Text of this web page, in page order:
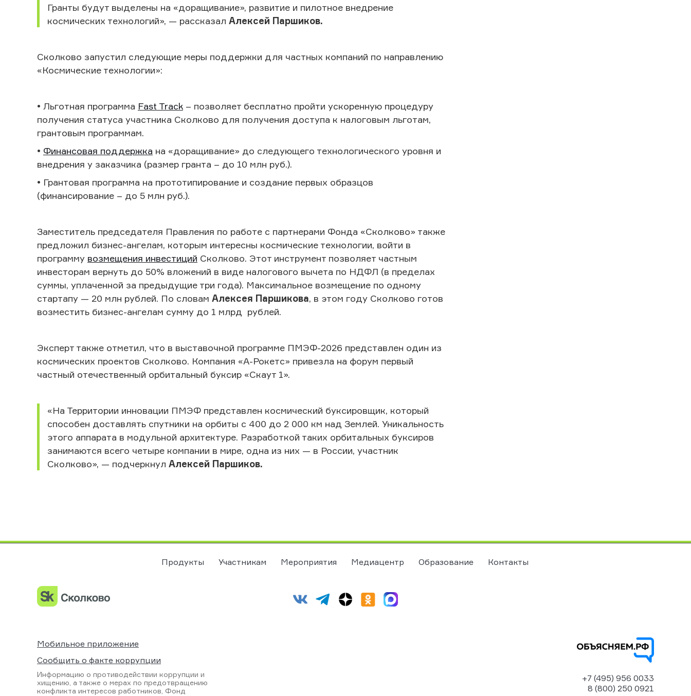
Гранты будут выделены на «доращивание», развитие и пилотное внедрение
космических технологий», — рассказал Алексей Паршиков.
Сколково запустил следующие меры поддержки для частных компаний по направлению
«Космические технологии»:
• Льготная программа Fast Track – позволяет бесплатно пройти ускоренную процедуру
получения статуса участника Сколково для получения доступа к налоговым льготам,
грантовым программам.
• Финансовая поддержка на «доращивание» до следующего технологического уровня и
внедрения у заказчика (размер гранта – до 10 млн руб.).
• Грантовая программа на прототипирование и создание первых образцов
(финансирование – до 5 млн руб.).
Заместитель председателя Правления по работе с партнерами Фонда «Сколково» также
предложил бизнес-ангелам, которым интересны космические технологии, войти в
программу возмещения инвестиций Сколково. Этот инструмент позволяет частным
инвесторам вернуть до 50% вложений в виде налогового вычета по НДФЛ (в пределах
суммы, уплаченной за предыдущие три года). Максимальное возмещение по одному
стартапу — 20 млн рублей. По словам Алексея Паршикова, в этом году Сколково готов
возместить бизнес-ангелам сумму до 1 млрд рублей.
Эксперт также отметил, что в выставочной программе ПМЭФ-2026 представлен один из
космических проектов Сколково. Компания «А-Рокетс» привезла на форум первый
частный отечественный орбитальный буксир «Скаут 1».
«На Территории инновации ПМЭФ представлен космический буксировщик, который
способен доставлять спутники на орбиты с 400 до 2 000 км над Землей. Уникальность
этого аппарата в модульной архитектуре. Разработкой таких орбитальных буксиров
занимаются всего четыре компании в мире, одна из них — в России, участник
Сколково», — подчеркнул Алексей Паршиков.
Продукты Участникам Мероприятия Медиацентр Образование Контакты
Мобильное приложение
Сообщить о факте коррупции
Информацию о противодействии коррупции и
хищению, а также о мерах по предотвращению
конфликта интересов работников, Фонд
+7 (495) 956 0033
8 (800) 250 0921